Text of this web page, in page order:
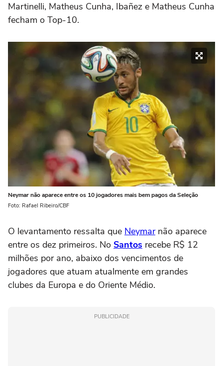
Martinelli, Matheus Cunha, Ibañez e Matheus Cunha
fecham o Top-10.
Neymar não aparece entre os 10 jogadores mais bem pagos da Seleção
Foto: Rafael Ribeiro/CBF
O levantamento ressalta que Neymarnão aparece
entre os dez primeiros. No Santos recebe R$ 12
milhões por ano, abaixo dos vencimentos de
jogadores que atuam atualmente em grandes
clubes da Europa e do Oriente Médio.
PUBLICIDADE